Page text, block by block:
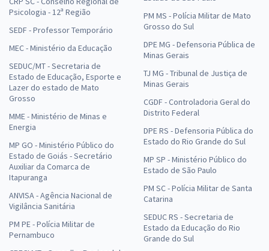
Psicologia - 12ª Região
SEDF - Professor Temporário
MEC - Ministério da Educação
SEDUC/MT - Secretaria de
Estado de Educação, Esporte e
Lazer do estado de Mato
Grosso
MME - Ministério de Minas e
Energia
MP GO - Ministério Público do
Estado de Goiás - Secretário
Auxiliar da Comarca de
Itapuranga
ANVISA - Agência Nacional de
Vigilância Sanitária
PM PE - Polícia Militar de
Pernambuco
PM MS - Polícia Militar de Mato
Grosso do Sul
DPE MG - Defensoria Pública de
Minas Gerais
TJ MG - Tribunal de Justiça de
Minas Gerais
CGDF - Controladoria Geral do
Distrito Federal
DPE RS - Defensoria Pública do
Estado do Rio Grande do Sul
MP SP - Ministério Público do
Estado de São Paulo
PM SC - Polícia Militar de Santa
Catarina
SEDUC RS - Secretaria de
Estado da Educação do Rio
Grande do Sul